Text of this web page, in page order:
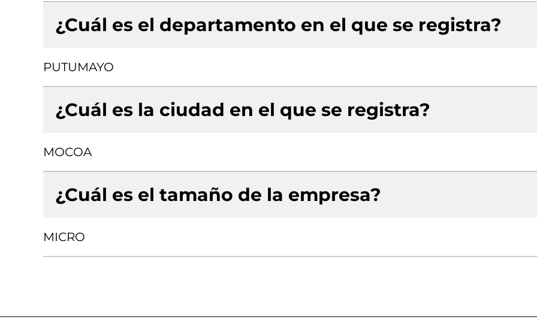
¿Cuál es el departamento en el que se registra?
PUTUMAYO
¿Cuál es la ciudad en el que se registra?
MOCOA
¿Cuál es el tamaño de la empresa?
MICRO